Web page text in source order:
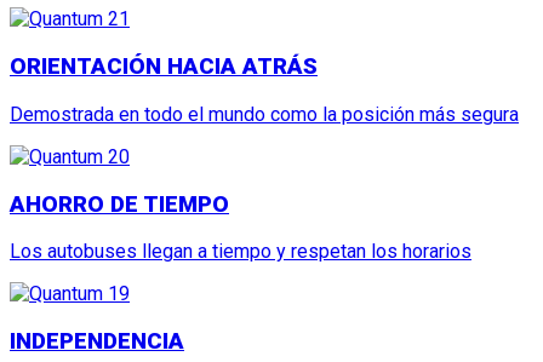
ORIENTACIÓN HACIA ATRÁS
Demostrada en todo el mundo como la posición más segura
AHORRO DE TIEMPO
Los autobuses llegan a tiempo y respetan los horarios
INDEPENDENCIA